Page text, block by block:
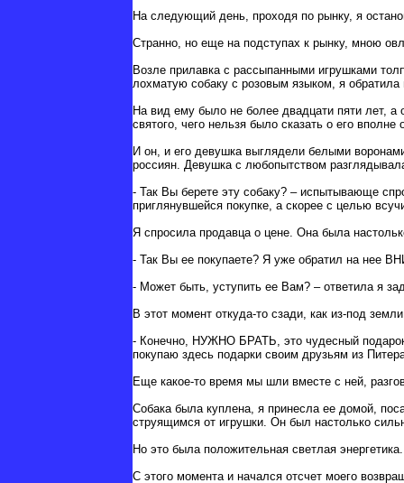
На следующий день, проходя по рынку, я
Странно, но еще на подступах к рынку, мною
Возле прилавка с рассыпанными игрушками
лохматую собаку с розовым языком, я
На вид ему было не более двадцати пяти лет,
святого, чего нельзя было сказать о его вполне
И он, и его девушка выглядели белыми
россиян. Девушка с любопытством
- Так Вы берете эту собаку? – испытывающе
приглянувшейся покупке, а скорее с целью
Я спросила продавца о цене. Она была
- Так Вы ее покупаете? Я уже обратил на нее
- Может быть, уступить ее Вам? – ответила я
В этот момент откуда-то сзади, как из-под
- Конечно, НУЖНО БРАТЬ, это чудесный подарок
покупаю здесь подарки своим друзьям из
Еще какое-то время мы шли вместе с ней,
Собака была куплена, я принесла ее домой,
струящимся от игрушки. Он был настолько
Но это была положительная светлая энергетика.
С этого момента и начался отсчет моего